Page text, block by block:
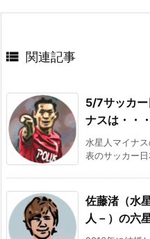
 関連記事
5/7サッカー
ナスは・・・
水星人マイナ
表のサッカー
佐藤渚（水
人－）の六